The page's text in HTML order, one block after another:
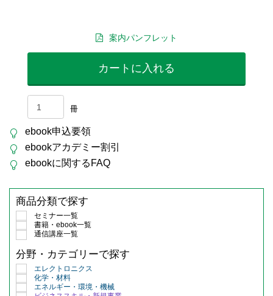
案内パンフレット
カートに入れる
冊
ebook申込要領
ebookアカデミー割引
ebookに関するFAQ
商品分類で探す
セミナー一覧
書籍・ebook一覧
通信講座一覧
分野・カテゴリーで探す
エレクトロニクス
化学・材料
エネルギー・環境・機械